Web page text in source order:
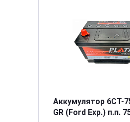
Аккумулятор 6СТ-
GR (Ford Exp.) п.п.